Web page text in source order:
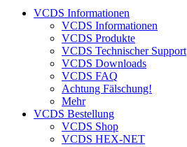
VCDS Informationen
VCDS Informationen
VCDS Produkte
VCDS Technischer Support
VCDS Downloads
VCDS FAQ
Achtung Fälschung!
Mehr
VCDS Bestellung
VCDS Shop
VCDS HEX-NET